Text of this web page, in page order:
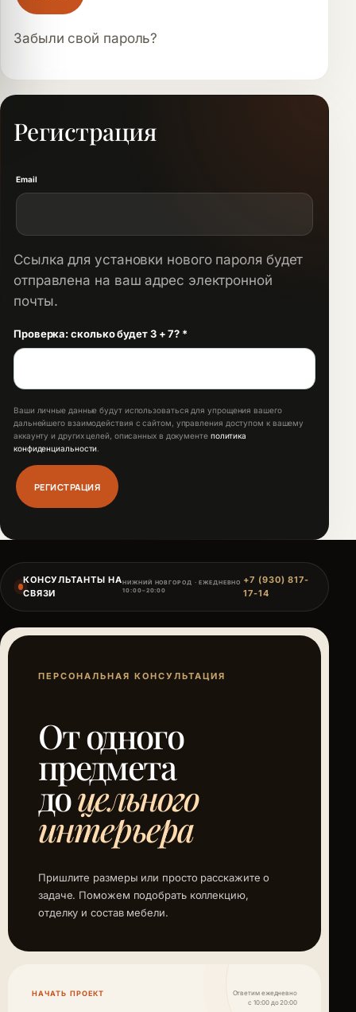
Забыли свой пароль?
Регистрация
Email
Ссылка для установки нового пароля будет
отправлена ​​на ваш адрес электронной
почты.
Проверка: сколько будет 3 + 7? *
Ваши личные данные будут использоваться для упрощения вашего
дальнейшего взаимодействия с сайтом, управления доступом к вашему
аккаунту и других целей, описанных в документе политика
конфиденциальности
РЕГИСТРАЦИЯ
КОНСУЛЬТАНТЫ НА
СВЯЗИ
НИЖНИЙ НОВГОРОД · ЕЖЕДНЕВНО
10:00–20:00
+7 (930) 817-
17-14
ПЕРСОНАЛЬНАЯ КОНСУЛЬТАЦИЯ
От одного
предмета
доцельного
интерьера
Пришлите размеры или просто расскажите о
задаче. Поможем подобрать коллекцию,
отделку и состав мебели.
НАЧАТЬ ПРОЕКТ
Ответим ежедневно
с 10:00 до 20:00